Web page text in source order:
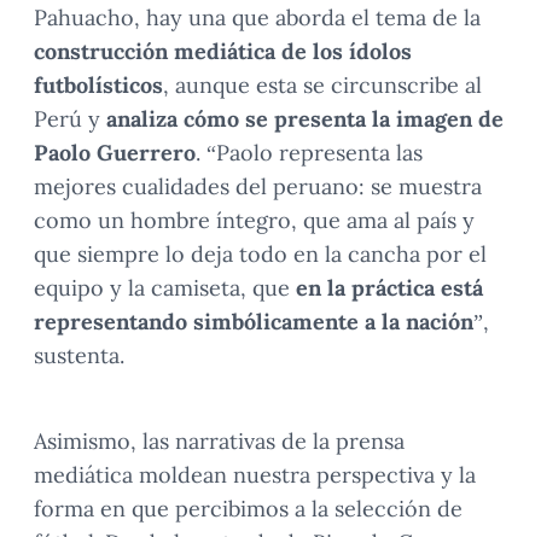
Pahuacho, hay una que aborda el tema de la
construcción mediática de los ídolos
futbolísticos, aunque esta se circunscribe al
Perú y analiza cómo se presenta la imagen de
Paolo Guerrero. “Paolo representa las
mejores cualidades del peruano: se muestra
como un hombre íntegro, que ama al país y
que siempre lo deja todo en la cancha por el
equipo y la camiseta, que en la práctica está
representando simbólicamente a la nación”,
sustenta.
Asimismo, las narrativas de la prensa
mediática moldean nuestra perspectiva y la
forma en que percibimos a la selección de